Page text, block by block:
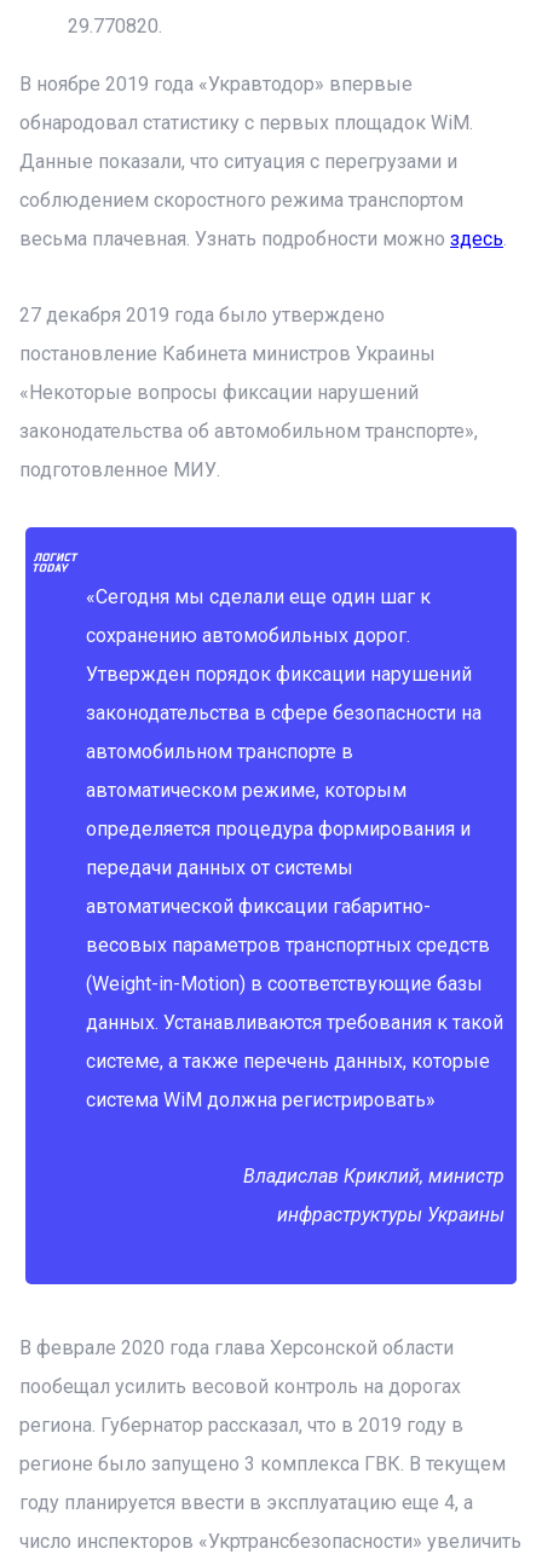
29.770820.
В ноябре 2019 года «Укравтодор» впервые
обнародовал статистику с первых площадок WiM.
Данные показали, что ситуация с перегрузами и
соблюдением скоростного режима транспортом
весьма плачевная. Узнать подробности можно здесь.
27 декабря 2019 года было утверждено
постановление Кабинета министров Украины
«Некоторые вопросы фиксации нарушений
законодательства об автомобильном транспорте»,
подготовленное МИУ.
«Сегодня мы сделали еще один шаг к
сохранению автомобильных дорог.
Утвержден порядок фиксации нарушений
законодательства в сфере безопасности на
автомобильном транспорте в
автоматическом режиме, которым
определяется процедура формирования и
передачи данных от системы
автоматической фиксации габаритно-
весовых параметров транспортных средств
(Weight-in-Motion) в соответствующие базы
данных. Устанавливаются требования к такой
системе, а также перечень данных, которые
система WiM должна регистрировать»
Владислав Криклий, министр
инфраструктуры Украины
В феврале 2020 года глава Херсонской области
пообещал усилить весовой контроль на дорогах
региона. Губернатор рассказал, что в 2019 году в
регионе было запущено 3 комплекса ГВК. В текущем
году планируется ввести в эксплуатацию еще 4, а
число инспекторов «Укртрансбезопасности» увеличить